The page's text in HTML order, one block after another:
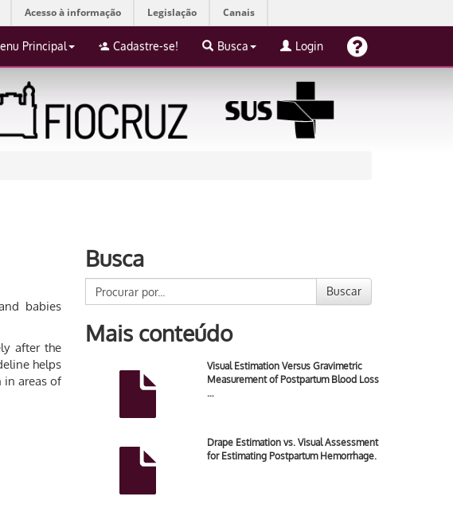
Acesso à informação Legislação Canais
Principal Cadastre-se! Busca Login
babies
after the
helps
in areas of
Busca
Buscar
Mais conteúdo
Visual Estimation Versus Gravimetric
Measurement of Postpartum Blood Loss
…
Drape Estimation vs. Visual Assessment
for Estimating Postpartum Hemorrhage.